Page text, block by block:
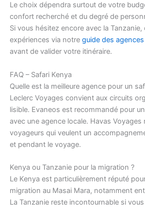
Le choix dépendra surtout de votre
confort recherché et du degré de
Si vous hésitez encore avec la
expériences via notre guide des
avant de valider votre itinéraire.
FAQ – Safari Kenya
Quelle est la meilleure agence pour un
Leclerc Voyages convient aux circuits
lisible. Evaneos est recommandé pour
avec une agence locale. Havas Voyages
voyageurs qui veulent un
et pendant le voyage.
Kenya ou Tanzanie pour la migration ?
Le Kenya est particulièrement réputé
migration au Masai Mara, notamment
La Tanzanie reste incontournable si